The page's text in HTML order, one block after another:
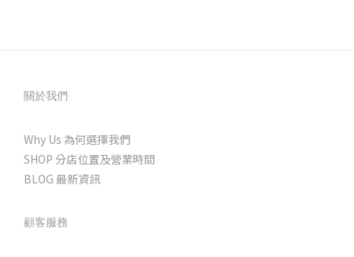
關於我們
Why Us 為何選擇我們
SHOP 分店位置及營業時間
BLOG 最新資訊
顧客服務